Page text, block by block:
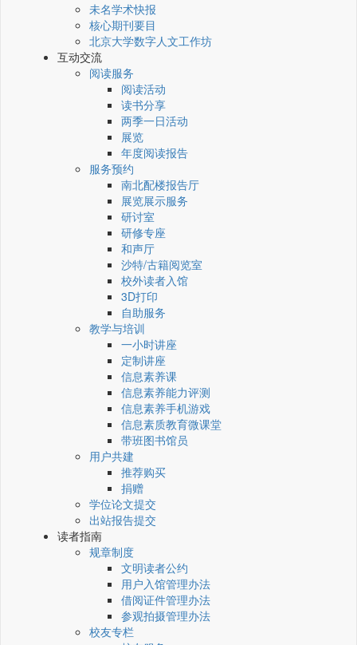
未名学术快报
核心期刊要目
北京大学数字人文工作坊
互动交流
阅读服务
阅读活动
读书分享
两季一日活动
展览
年度阅读报告
服务预约
南北配楼报告厅
展览展示服务
研讨室
研修专座
和声厅
沙特/古籍阅览室
校外读者入馆
3D打印
自助服务
教学与培训
一小时讲座
定制讲座
信息素养课
信息素养能力评测
信息素养手机游戏
信息素质教育微课堂
带班图书馆员
用户共建
推荐购买
捐赠
学位论文提交
出站报告提交
读者指南
规章制度
文明读者公约
用户入馆管理办法
借阅证件管理办法
参观拍摄管理办法
校友专栏